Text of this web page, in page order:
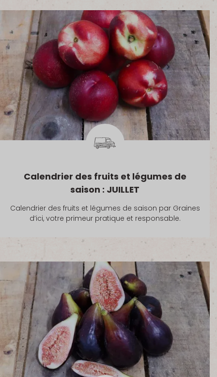
Calendrier des fruits et légumes de
saison : JUILLET
Calendrier des fruits et légumes de saison par Graines
d’ici, votre primeur pratique et responsable.